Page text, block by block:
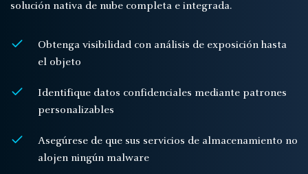
solución nativa de nube completa e integrada.
Obtenga visibilidad con análisis de exposición hasta
el objeto
Identifique datos confidenciales mediante patrones
personalizables
Asegúrese de que sus servicios de almacenamiento no
alojen ningún malware